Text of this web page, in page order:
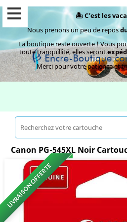
🏝️ C’est les
Nous prenons un peu de repos
La boutique reste ouverte ! Vous
toute tranquillité, elles seront
Merci pour votre patience et
Canon PG-545XL Noir
LIVRAISON OFFERTE